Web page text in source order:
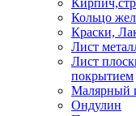
Кольцо
Краски,
Лист
Лист
покрытием
Малярный
Ондулин